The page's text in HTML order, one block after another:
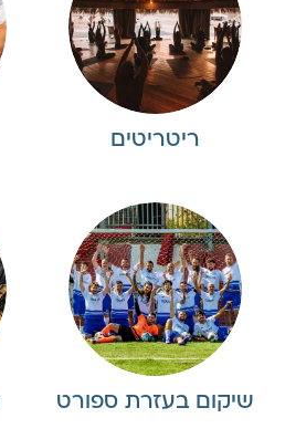
ריטריטים
שיקום בעזרת ספורט